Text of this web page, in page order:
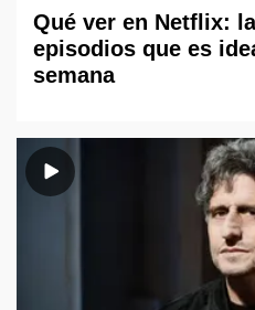
Qué ver en Netflix:
episodios que es
semana